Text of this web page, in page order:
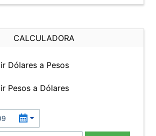
CALCULADORA
Dólares a Pesos
Pesos a Dólares